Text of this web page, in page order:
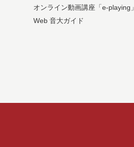
オンライン動画講座「e-playing」
Web 音大ガイド